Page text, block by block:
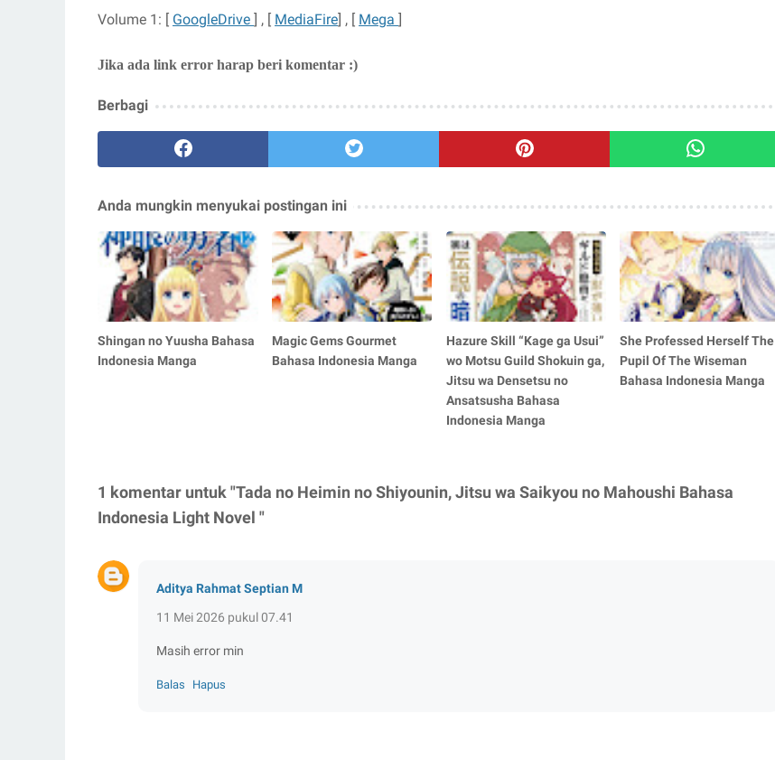
Volume 1: [ GoogleDrive ] , [ MediaFire] , [ Mega ]
Jika ada link error harap beri komentar :)
Berbagi
Anda mungkin menyukai postingan ini
Shingan no Yuusha Bahasa
Indonesia Manga
Magic Gems Gourmet
Bahasa Indonesia Manga
Hazure Skill “Kage ga Usui”
wo Motsu Guild Shokuin ga,
Jitsu wa Densetsu no
Ansatsusha Bahasa
Indonesia Manga
She Professed Herself The
Pupil Of The Wiseman
Bahasa Indonesia Manga
1 komentar untuk "Tada no Heimin no Shiyounin, Jitsu wa Saikyou no Mahoushi Bahasa
Indonesia Light Novel "
Aditya Rahmat Septian M
11 Mei 2026 pukul 07.41
Masih error min
Balas Hapus